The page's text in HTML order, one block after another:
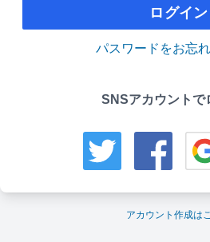
ログイン
パスワードをお忘
SNSアカウントで
アカウント作成は